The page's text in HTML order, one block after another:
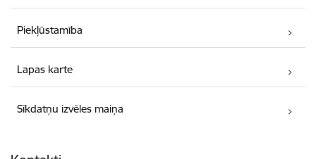
Piekļūstamība
Lapas karte
Sīkdatņu izvēles maiņa